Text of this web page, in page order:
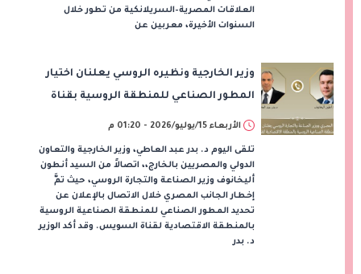
العلاقات المصرية–السريلانكية من تطور خلال
السنوات الأخيرة، معربين عن
وزير الخارجية ونظيره الروسي يعلنان اختيار
المطور الصناعي للمنطقة الروسية بقناة
السويس
الأربعاء 15/يوليو/2026 - 01:20 م
تلقى اليوم د. بدر عبد العاطي، وزير الخارجية والتعاون
الدولي والمصريين بالخارج،، اتصالاً من السيد أنطون
أليخانوف وزير الصناعة والتجارة الروسي، حيث تمَّ
إخطار الجانب المصري خلال الاتصال بالإعلان عن
تحديد المطور الصناعي للمنطقة الصناعية الروسية
بالمنطقة الاقتصادية لقناة السويس. وقد أكد الوزير
د. بدر